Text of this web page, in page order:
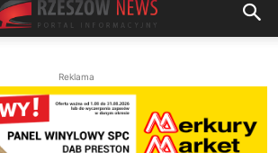
Reklama